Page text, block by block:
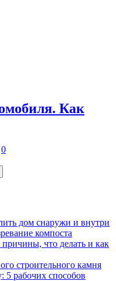
Как
0
дом снаружи и внутри
компоста
причины, что делать и как
строительного камня
5 рабочих способов